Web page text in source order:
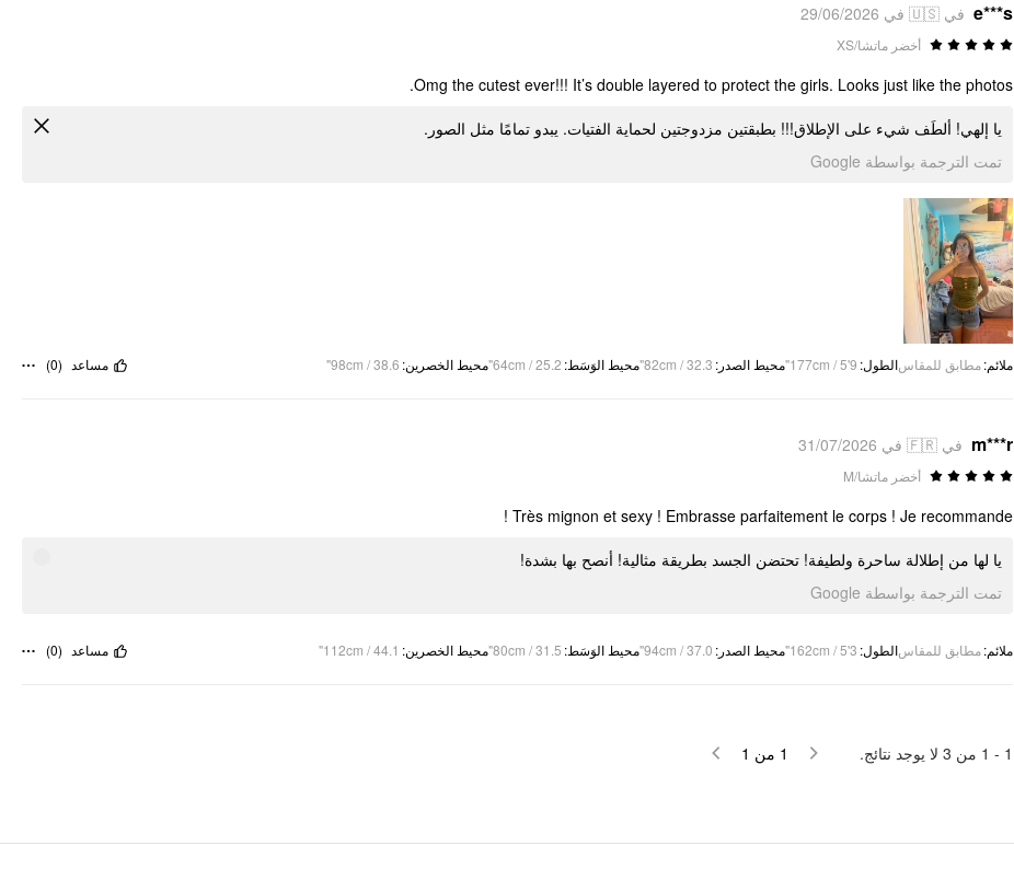
e***s في 🇺🇸 في 29/06/2026
أخضر ماتشا/XS
Omg the cutest ever!!! It’s double layered to protect the girls. Looks just like the photos.
يا إلهي! ألطَف شيء على الإطلاق!!! بطبقتين مزدوجتين لحماية الفتيات. يبدو تمامًا مثل الصور.
تمت الترجمة بواسطة Google
ملائم:مطابق للمقاسالطول:
177cm / 5'9" محيط الصدر:
82cm / 32.3" محيط الوَسَط:
64cm / 25.2" محيط الخصرين:
98cm / 38.6" مساعد (
0
)
m***r في 🇫🇷 في 31/07/2026
أخضر ماتشا/M
Très mignon et sexy ! Embrasse parfaitement le corps ! Je recommande !
يا لها من إطلالة ساحرة ولطيفة! تحتضن الجسد بطريقة مثالية! أنصح بها بشدة!
تمت الترجمة بواسطة Google
ملائم:مطابق للمقاسالطول:
162cm / 5'3" محيط الصدر:
94cm / 37.0" محيط الوَسَط:
80cm / 31.5" محيط الخصرين:
112cm / 44.1" مساعد (
0
)
1 -
1 من 3 لا يوجد نتائج. 1 من 1